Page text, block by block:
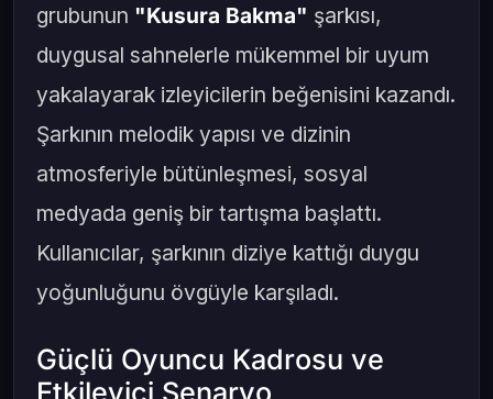
grubunun "Kusura Bakma" şarkısı,
duygusal sahnelerle mükemmel bir uyum
yakalayarak izleyicilerin beğenisini kazandı.
Şarkının melodik yapısı ve dizinin
atmosferiyle bütünleşmesi, sosyal
medyada geniş bir tartışma başlattı.
Kullanıcılar, şarkının diziye kattığı duygu
yoğunluğunu övgüyle karşıladı.
Güçlü Oyuncu Kadrosu ve